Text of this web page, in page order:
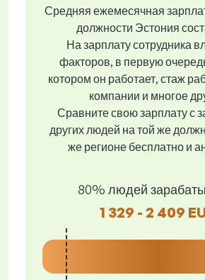
Средняя ежемесячная
должности Эстония
На зарплату сотрудника
факторов, в первую
котором он работает, стаж
компании и многое
Сравните свою зарплату с
других людей на той же
же регионе бесплатно и
80% людей
1 329 - 2 409